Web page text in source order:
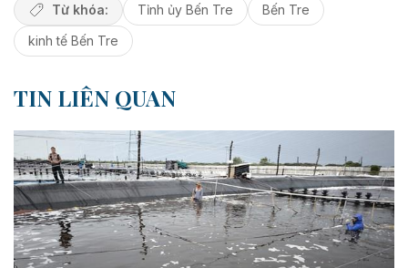
Từ khóa: Tỉnh ủy Bến Tre
Bến Tre
kinh tế Bến Tre
TIN LIÊN QUAN